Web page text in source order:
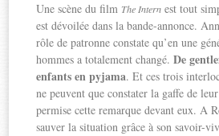
Une scène du film The Intern est tout
est dévoilée dans la bande-annonce.
rôle de patronne constate qu’en une
hommes a totalement changé.De
enfants en pyjama. Et ces trois
ne peuvent que constater la gaffe de
permise cette remarque devant eux. A
sauver la situation grâce à son savoir-